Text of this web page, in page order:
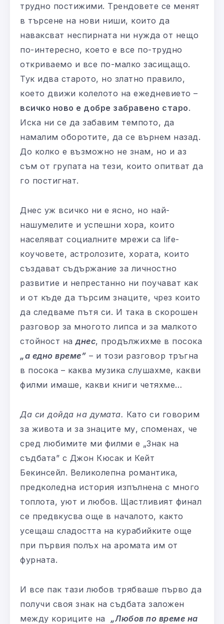
трудно постижими. Трендовете се менят
в търсене на нови ниши, които да
наваксват неспирната ни нужда от нещо
по-интересно, което е все по-трудно
откриваемо и все по-малко засищащо.
Тук идва старото, но златно правило,
което движи колелото на ежедневието –
всичко ново е добре забравено старо.
Иска ни се да забавим темпото, да
намалим оборотите, да се върнем назад.
До колко е възможно не знам, но и аз
съм от групата на тези, които опитват да
го постигнат.
Днес уж всичко ни е ясно, но най-
нашумелите и успешни хора, които
населяват социалните мрежи са life-
коучовете, астролозите, хората, които
създават съдържание за личностно
развитие и непрестанно ни поучават как
и от къде да търсим знаците, чрез които
да следваме пътя си. И така в скорошен
разговор за многото липса и за малкото
стойност наднес, продължихме в посока
„а едно време” – и този разговор тръгна
в посока – каква музика слушахме, какви
филми имаше, какви книги четяхме…
Да си дойда на думата. Като си говорим
за живота и за знаците му, споменах, че
сред любимите ми филми е „Знак на
съдбата” с Джон Кюсак и Кейт
Бекинсейл. Великолепна романтика,
предколедна история изпълнена с много
топлота, уют и любов. Щастливият финал
се предвкусва още в началото, както
усещаш сладостта на курабийките още
при първия полъх на аромата им от
фурната.
И все пак тази любов трябваше първо да
получи своя знак на съдбата заложен
между кориците на
„Любов по време на